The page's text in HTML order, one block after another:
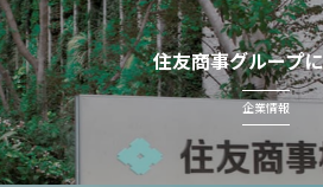
住友商事グループ
企業情報